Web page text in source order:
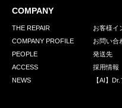
COMPANY
THE REPAIR
COMPANY PROFILE
PEOPLE
ACCESS
NEWS
お客様イ
お問い合
発送先
採用情報
【AI】